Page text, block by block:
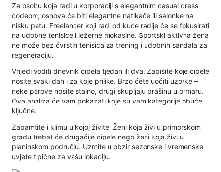
Za osobu koja radi u korporaciji s elegantnim casual dress
codeom, osnova će biti elegantne natikače ili salonke na
nisku petu. Freelancer koji radi od kuće radije će se fokusirati
na udobne tenisice i ležerne mokasine. Sportski aktivna žena
ne može bez čvrstih tenisica za trening i udobnih sandala za
regeneraciju.
Vrijedi voditi dnevnik cipela tjedan ili dva. Zapišite koje cipele
nosite svaki dan i za koje prilike. Brzo ćete uočiti uzorke –
neke parove nosite stalno, drugi skupljaju prašinu u ormaru.
Ova analiza će vam pokazati koje su vam kategorije obuće
ključne.
Zapamtite i klimu u kojoj živite. Ženi koja živi u primorskom
gradu trebat će drugačije cipele nego ženi koja živi u
planinskom području. Uzmite u obzir sezonske i vremenske
uvjete tipične za vašu lokaciju.